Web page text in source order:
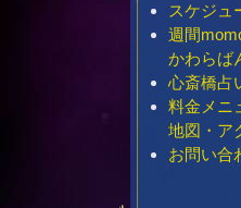
スケジュ
週間
かわらば
心斎橋占
料金メニ
地図・ア
お問い合